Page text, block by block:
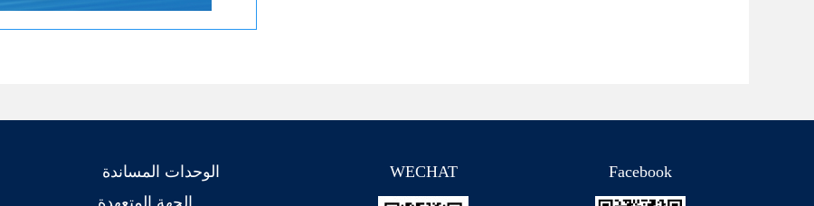
الوحدات المساندة
الجهة المتعهدة
WECHAT Facebook